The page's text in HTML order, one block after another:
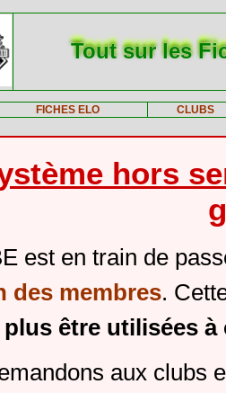
Tout sur les
FICHES ELO CLUBS
hors
est en train de
des membres.
plus être utilisées
aux clubs